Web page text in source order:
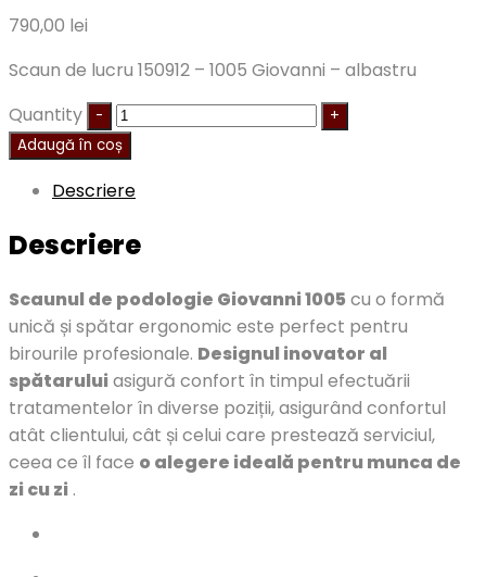
790,00 lei
Scaun de lucru 150912 – 1005 Giovanni – albastru
Quantity
Adaugă în coș
Descriere
Descriere
Scaunul de podologie Giovanni 1005 cu o formă
unică și spătar ergonomic este perfect pentru
birourile profesionale. Designul inovator al
spătarului asigură confort în timpul efectuării
tratamentelor în diverse poziții, asigurând confortul
atât clientului, cât și celui care prestează serviciul,
ceea ce îl face o alegere ideală pentru munca de
zi cu zi .